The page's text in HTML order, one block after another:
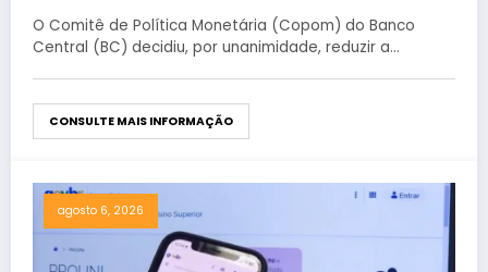
O Comitê de Política Monetária (Copom) do Banco
Central (BC) decidiu, por unanimidade, reduzir a…
CONSULTE MAIS INFORMAÇÃO
agosto 6, 2026